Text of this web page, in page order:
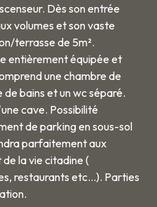
Dès son entrée
volumes et son vaste
terrasse de 5m².
entièrement équipée et
une chambre de
de bains et un wc séparé.
cave. Possibilité
de parking en sous-sol
parfaitement aux
la vie citadine (
restaurants etc...). Parties